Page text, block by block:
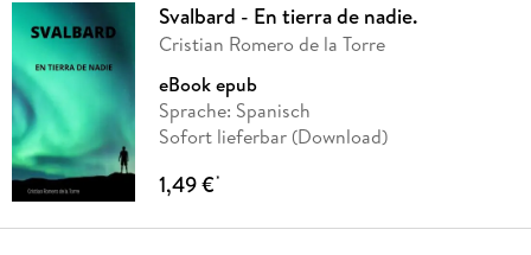
Svalbard - En tierra de nadie.
Cristian Romero de la Torre
eBook epub
Sprache: Spanisch
Sofort lieferbar (Download)
1,49 €*